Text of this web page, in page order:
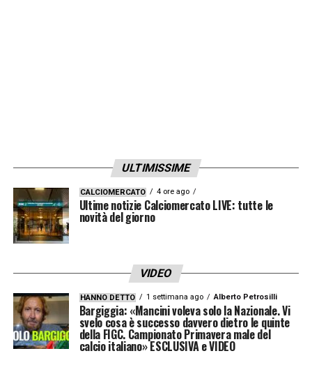
ULTIMISSIME
CALCIOMERCATO 4 ore ago
Ultime notizie Calciomercato LIVE: tutte le
novità del giorno
VIDEO
HANNO DETTO 1 settimana ago Alberto Petrosilli
Bargiggia: «Mancini voleva solo la Nazionale. Vi
svelo cosa è successo davvero dietro le quinte
della FIGC. Campionato Primavera male del
calcio italiano» ESCLUSIVA e VIDEO